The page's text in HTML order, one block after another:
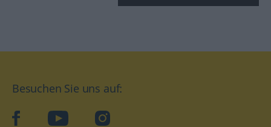
Besuchen Sie uns auf:
facebookYouTube Instagram